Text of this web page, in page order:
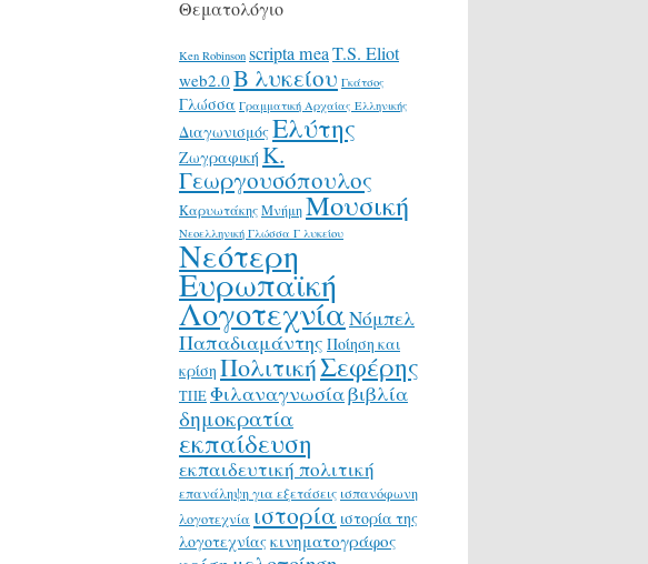
Θεματολόγιο
Ken Robinson scripta meaT.S. Eliot
web2.0 Β λυκείου Γκάτσος
Γλώσσα Γραμματική Αρχαίας Ελληνικής
ΔιαγωνισμόςΕλύτης
Ζωγραφική Κ.
Γεωργουσόπουλος
ΚαρυωτάκηςΜνήμηΜουσική
Νεοελληνική Γλώσσα Γ λυκείου
Νεότερη
Ευρωπαϊκή
ΛογοτεχνίαΝόμπελ
Παπαδιαμάντης Ποίηση και
κρίση ΠολιτικήΣεφέρης
ΤΠΕΦιλαναγνωσίαβιβλία
δημοκρατία
εκπαίδευση
εκπαιδευτική πολιτική
επανάληψη για εξετάσεις ισπανόφωνη
λογοτεχνία ιστορία ιστορία της
λογοτεχνίαςκινηματογράφος